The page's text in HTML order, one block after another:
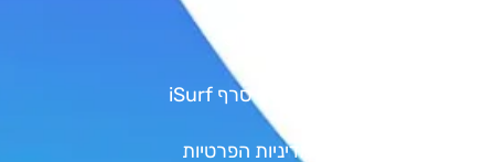
אודות איי סרף iSurf
מדיניות הפרטיות